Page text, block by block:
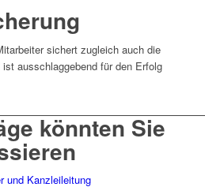
sichert zugleich auch die
ausschlaggebend für den Erfolg
könnten Sie